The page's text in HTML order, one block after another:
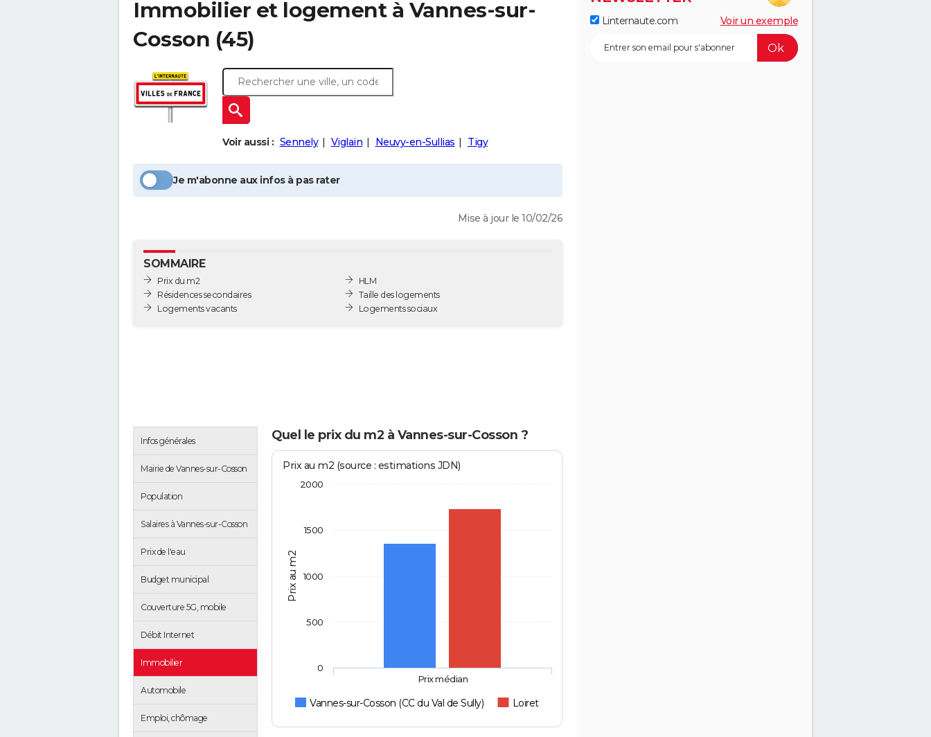
Immobilier et logement à Vannes-sur-
Cosson (45)
Voir aussi : Sennely Viglain Neuvy-en-Sullias Tigy
Je m'abonne aux infos à pas rater
Mise à jour le 10/02/26
SOMMAIRE
Prix du m2
Résidences secondaires
Logements vacants
HLM
Taille des logements
Logements sociaux
Infos générales
Mairie de Vannes-sur-Cosson
Population
Salaires à Vannes-sur-Cosson
Prix de l'eau
Budget municipal
Couverture 5G, mobile
Débit Internet
Immobilier
Automobile
Emploi, chômage
Quel le prix du m2 à Vannes-sur-Cosson ?
Prix au m2
Prix au m2 (source : estimations JDN)
Vannes-sur-Cosson (CC du Val de Sully) Loiret
Prix médian
0
500
1000
1500
2000
Linternaute.com Voir un exemple